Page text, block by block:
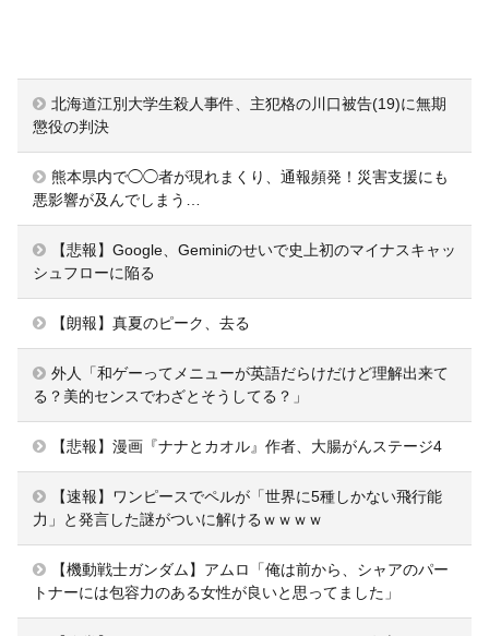
北海道江別大学生殺人事件、主犯格の川口被告(19)に無期
懲役の判決
熊本県内で◯◯者が現れまくり、通報頻発！災害支援にも
悪影響が及んでしまう…
【悲報】Google、Geminiのせいで史上初のマイナスキャッ
シュフローに陥る
【朗報】真夏のピーク、去る
外人「和ゲーってメニューが英語だらけだけど理解出来て
る？美的センスでわざとそうしてる？」
【悲報】漫画『ナナとカオル』作者、大腸がんステージ4
【速報】ワンピースでペルが「世界に5種しかない飛行能
力」と発言した謎がついに解けるｗｗｗｗ
【機動戦士ガンダム】アムロ「俺は前から、シャアのパー
トナーには包容力のある女性が良いと思ってました」